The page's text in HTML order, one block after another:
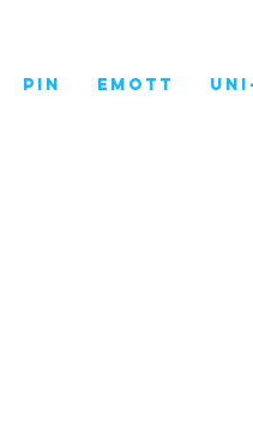
Pin EMOTT